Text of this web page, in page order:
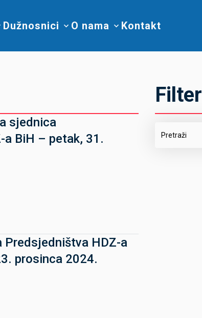
Dužnosnici O nama Kontakt
sjednica
BiH – petak, 31.
Predsjedništva HDZ-a
prosinca 2024.
Filter